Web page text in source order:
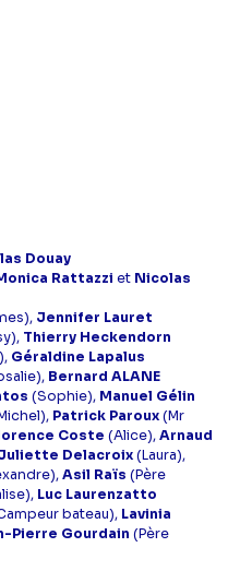
Douay
Rattazzi et Nicolas
Jennifer Lauret
Thierry Heckendorn
Géraldine Lapalus
Bernard ALANE
(Sophie), Manuel Gélin
Patrick Paroux(Mr
Coste (Alice),Arnaud
Delacroix(Laura),
Asil Raïs (Père
Luc Laurenzatto
bateau), Lavinia
Pierre Gourdain (Père